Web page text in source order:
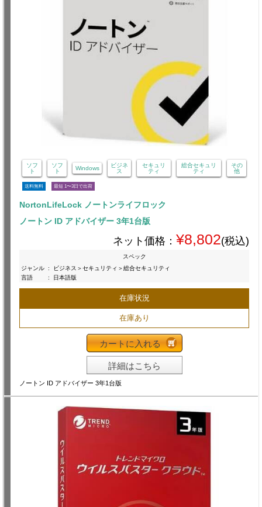
ソフ
ト
ソフ
ト
Windows
ビジネ
ス
セキュリ
ティ
総合セキュリ
ティ
その
他
送料無料 最短 1〜3日で出荷
NortonLifeLock ノートンライフロック
ノートン ID アドバイザー 3年1台版
ネット価格： ¥8,802(税込)
スペック
ジャンル :
ビジネス＞セキュリティ＞総合セキュリティ
言語
: 日本語版
在庫状況
在庫あり
カートに入れる
詳細はこちら
ノートン ID アドバイザー 3年1台版